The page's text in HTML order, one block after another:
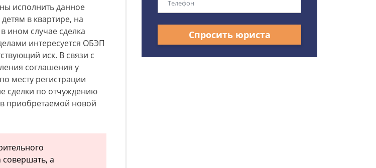
исполнить данное
в квартире, на
ином случае сделка
интересуется ОБЭП
иск. В связи с
соглашения у
месту регистрации
сделки по отчуждению
приобретаемой новой
а
Спросить юриста